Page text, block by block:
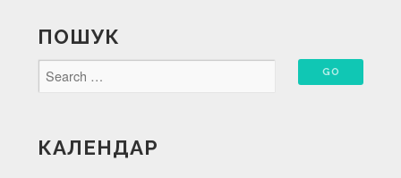
ПОШУК
КАЛЕНДАР